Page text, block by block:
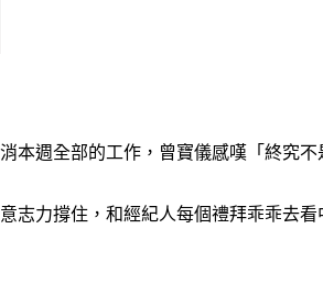
週全部的工作，曾寶儀感嘆「終究不
志力撐住，和經紀人每個禮拜乖乖去